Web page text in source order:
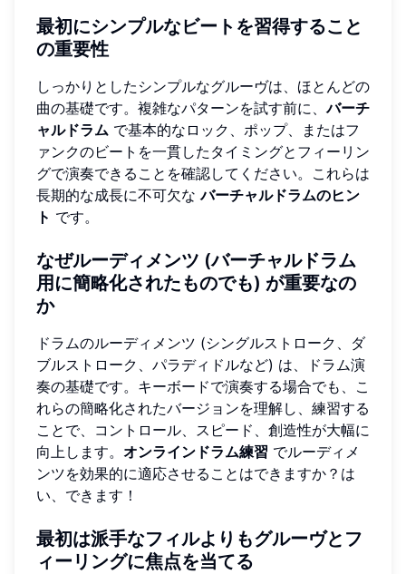
最初にシンプルなビートを習得すること
の重要性
しっかりとしたシンプルなグルーヴは、ほとんどの
曲の基礎です。複雑なパターンを試す前に、バーチ
ャルドラム で基本的なロック、ポップ、またはフ
ァンクのビートを一貫したタイミングとフィーリン
グで演奏できることを確認してください。これらは
長期的な成長に不可欠なバーチャルドラムのヒン
ト です。
なぜルーディメンツ (バーチャルドラム
用に簡略化されたものでも) が重要なの
か
ドラムのルーディメンツ (シングルストローク、ダ
ブルストローク、パラディドルなど) は、ドラム演
奏の基礎です。キーボードで演奏する場合でも、こ
れらの簡略化されたバージョンを理解し、練習する
ことで、コントロール、スピード、創造性が大幅に
向上します。 オンラインドラム練習 でルーディメ
ンツを効果的に適応させることはできますか？は
い、できます！
最初は派手なフィルよりもグルーヴとフ
ィーリングに焦点を当てる